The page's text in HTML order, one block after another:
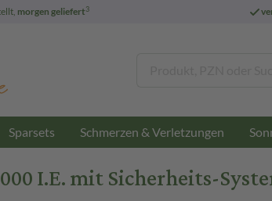
morgen geliefert3
Sparsets Schmerzen & Verletzungen
I.E. mit Sicherheits-